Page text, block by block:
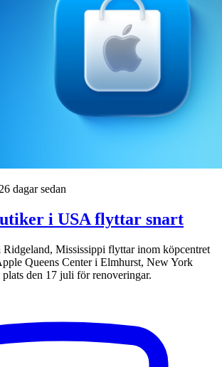
26 dagar sedan
i USA flyttar snart
Ridgeland, Mississippi flyttar inom köpcentret
Queens Center i Elmhurst, New York
den 17 juli för renoveringar.